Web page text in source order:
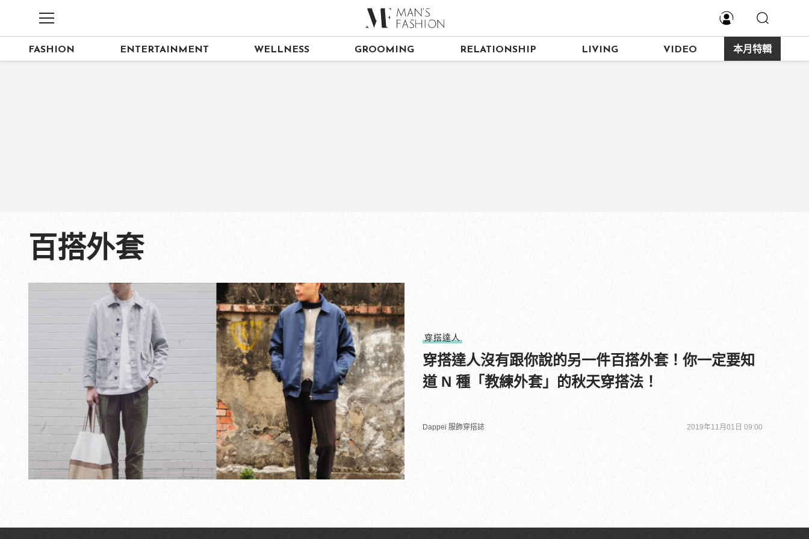
FASHION ENTERTAINMENT WELLNESS GROOMING RELATIONSHIP LIVING VIDEO 本月特輯
百搭外套
穿搭達人
穿搭達人沒有跟你說的另一件百搭外套！你一定要知
道 N 種「教練外套」的秋天穿搭法！
Dappei 服飾穿搭誌 2019年11月01日 09:00